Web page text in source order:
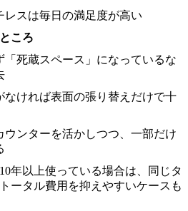
レスは毎日の満足度が高い
ころ
「死蔵スペース」になっているな
なければ表面の張り替えだけで十
ウンターを活かしつつ、一部だけ
年以上使っている場合は、同じタ
ータル費用を抑えやすいケースも